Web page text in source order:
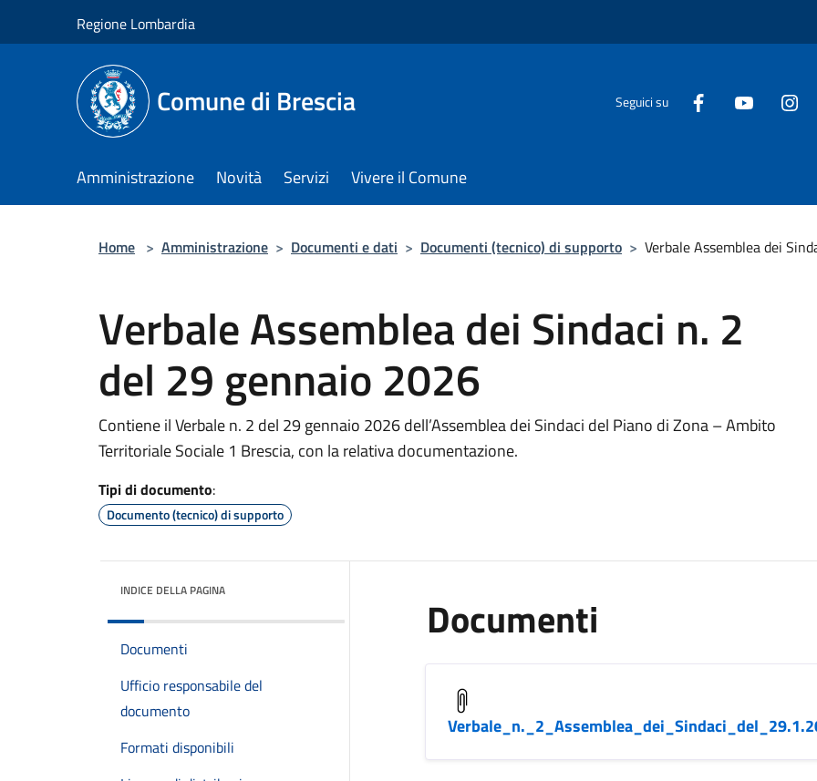
Regione Lombardia
Comune di Brescia Seguici su
Amministrazione Novità Servizi Vivere il Comune
Home > Amministrazione > Documenti e dati > Documenti (tecnico) di supporto > Verbale Assemblea dei
Verbale Assemblea dei Sindaci n. 2
del 29 gennaio 2026
Contiene il Verbale n. 2 del 29 gennaio 2026 dell’Assemblea dei Sindaci del Piano di Zona – Ambito
Territoriale Sociale 1 Brescia, con la relativa documentazione.
Tipi di documento:
Documento (tecnico) di supporto
INDICE DELLA PAGINA
Documenti
Ufficio responsabile del
documento
Formati disponibili
Documenti